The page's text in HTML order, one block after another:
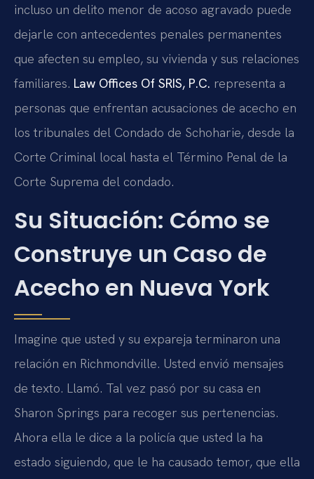
incluso un delito menor de acoso agravado puede
dejarle con antecedentes penales permanentes
que afecten su empleo, su vivienda y sus relaciones
familiares. Law Offices Of SRIS, P.C. representa a
personas que enfrentan acusaciones de acecho en
los tribunales del Condado de Schoharie, desde la
Corte Criminal local hasta el Término Penal de la
Corte Suprema del condado.
Su Situación: Cómo se
Construye un Caso de
Acecho en Nueva York
Imagine que usted y su expareja terminaron una
relación en Richmondville. Usted envió mensajes
de texto. Llamó. Tal vez pasó por su casa en
Sharon Springs para recoger sus pertenencias.
Ahora ella le dice a la policía que usted la ha
estado siguiendo, que le ha causado temor, que ella